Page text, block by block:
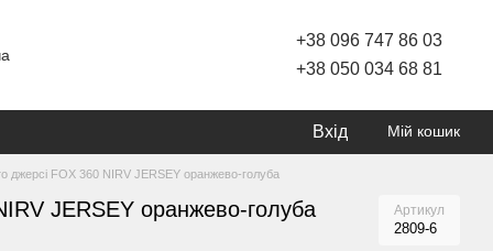
+38 096 747 86 03
+38 050 034 68 81
Вхід Мій кошик
джерсі FOX 360 NIRV JERSEY оранжево-голуба
JERSEY оранжево-голуба Артикул
2809-6